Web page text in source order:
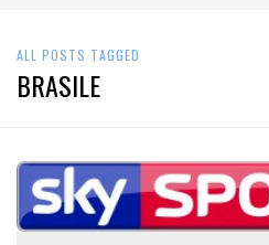
ALL POSTS TAGGED
BRASILE